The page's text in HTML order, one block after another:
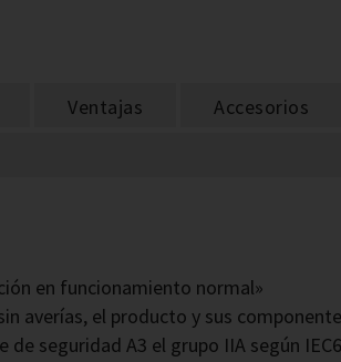
Ventajas Accesorios
en funcionamiento normal»
averías, el producto y sus
seguridad A3 el grupo IIA según